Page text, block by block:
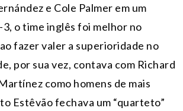
e Cole Palmer em um
3, o time inglês foi melhor no
fazer valer a superioridade no
por sua vez, contava com Richard
como homens de mais
Estêvão fechava um “quarteto”